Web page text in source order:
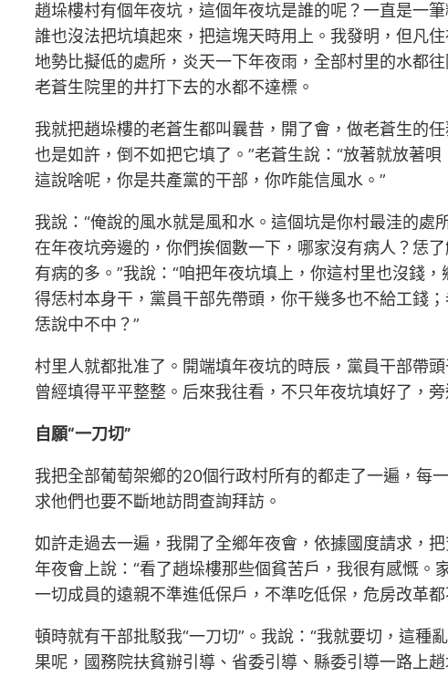
趙垛樓村有個年夜坑，這個年夜坑是誰的呢？一直是一
誰也沒法把坑填起來，把這塊天時用上。我發明，但凡
地勢比擬低的處所，炎天一下年夜雨，全部村里的水都
老蒼生院里的井打下去的水都不達標。
我就把趙垛樓的老蒼生都叫曩昔，開了會，做老蒼生的
也是如許，倒不如把它填了。”老蒼生說：“放著就放著
這說啥呢，你是共產黨的干部，你咋能信風水。”
我說：“俺說的風水就是風和水。這個坑是你村最洼的
在年夜坑旁邊的，你們挨個數一下，哪家沒有病人？恁
有病的多。”我說：“咱把年夜坑填上，你這村里也沒錢
得恁村本身干，黨員干部先帶頭，你干幾多也不給工錢
恁說中不中？”
村里人就都批准了。開端填年夜坑的時辰，黨員干部帶
曾經填得平平整整。后來我往看，不只年夜坑填好了，
自願“一刀切”
我把全部葡萄架鄉的20個行政村所有的都走了一遍，每
求他們也要不斷地訪問查詢拜訪。
如許走過去一遍，我開了全鄉年夜會，依據國度請求，
年夜會上說：“看了趙垛樓那些個貧苦戶，我很有感慨。
一切成員的遠親不準進低保戶，不準吃低保，危房改革
頓時就有干部批駁我“一刀切”。我說：“我就要切，這
果呢，國務院扶貧辦引導、省委引導、縣委引導一路上